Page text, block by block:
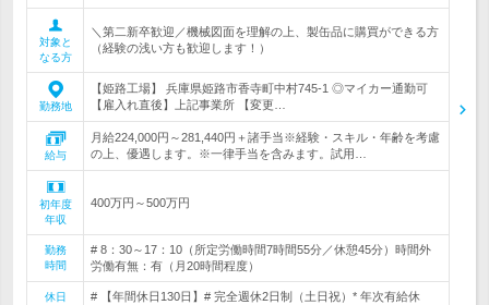
対象と
なる方
＼第二新卒歓迎／機械図面を理解の上、製缶品に購買ができる方
（経験の浅い方も歓迎します！）
勤務地
【姫路工場】 兵庫県姫路市香寺町中村745-1 ◎マイカー通勤可
【雇入れ直後】上記事業所 【変更…
給与
月給224,000円～281,440円＋諸手当※経験・スキル・年齢を考慮
の上、優遇します。※一律手当を含みます。試用…
初年度
年収
400万円～500万円
勤務
時間
# 8：30～17：10（所定労働時間7時間55分／休憩45分）時間外
労働有無：有（月20時間程度）
休日
# 【年間休日130日】# 完全週休2日制（土日祝）* 年次有給休